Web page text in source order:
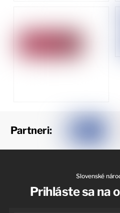
Partneri:
Slovenské
Prihláste sa na